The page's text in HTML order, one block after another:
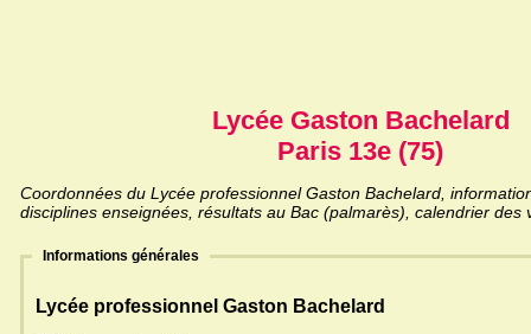
Lycée Gaston Bachelard
Paris 13e (75)
Coordonnées du Lycée professionnel Gaston Bachelard,
disciplines enseignées, résultats au Bac (palmarès), calendrier des
Informations générales
Lycée professionnel Gaston Bachelard